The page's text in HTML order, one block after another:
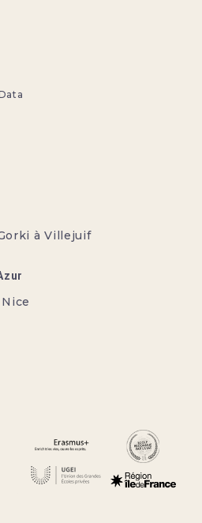
à Villejuif